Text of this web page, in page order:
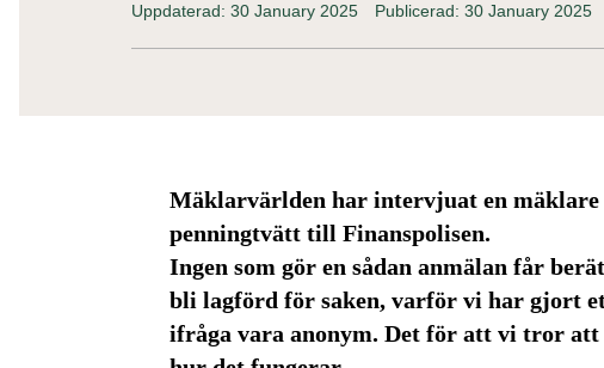
Uppdaterad: 30 January 2025 Publicerad: 30 January 2025
Mäklarvärlden har intervjuat en mäklare
penningtvätt till Finanspolisen.
Ingen som gör en sådan anmälan får
bli lagförd för saken, varför vi har gjort
ifråga vara anonym. Det för att vi tror